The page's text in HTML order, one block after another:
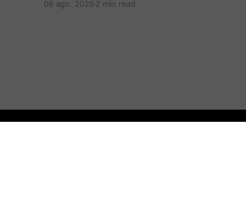
peaje de Villa Rica.
06 ago. 2026 2 min read